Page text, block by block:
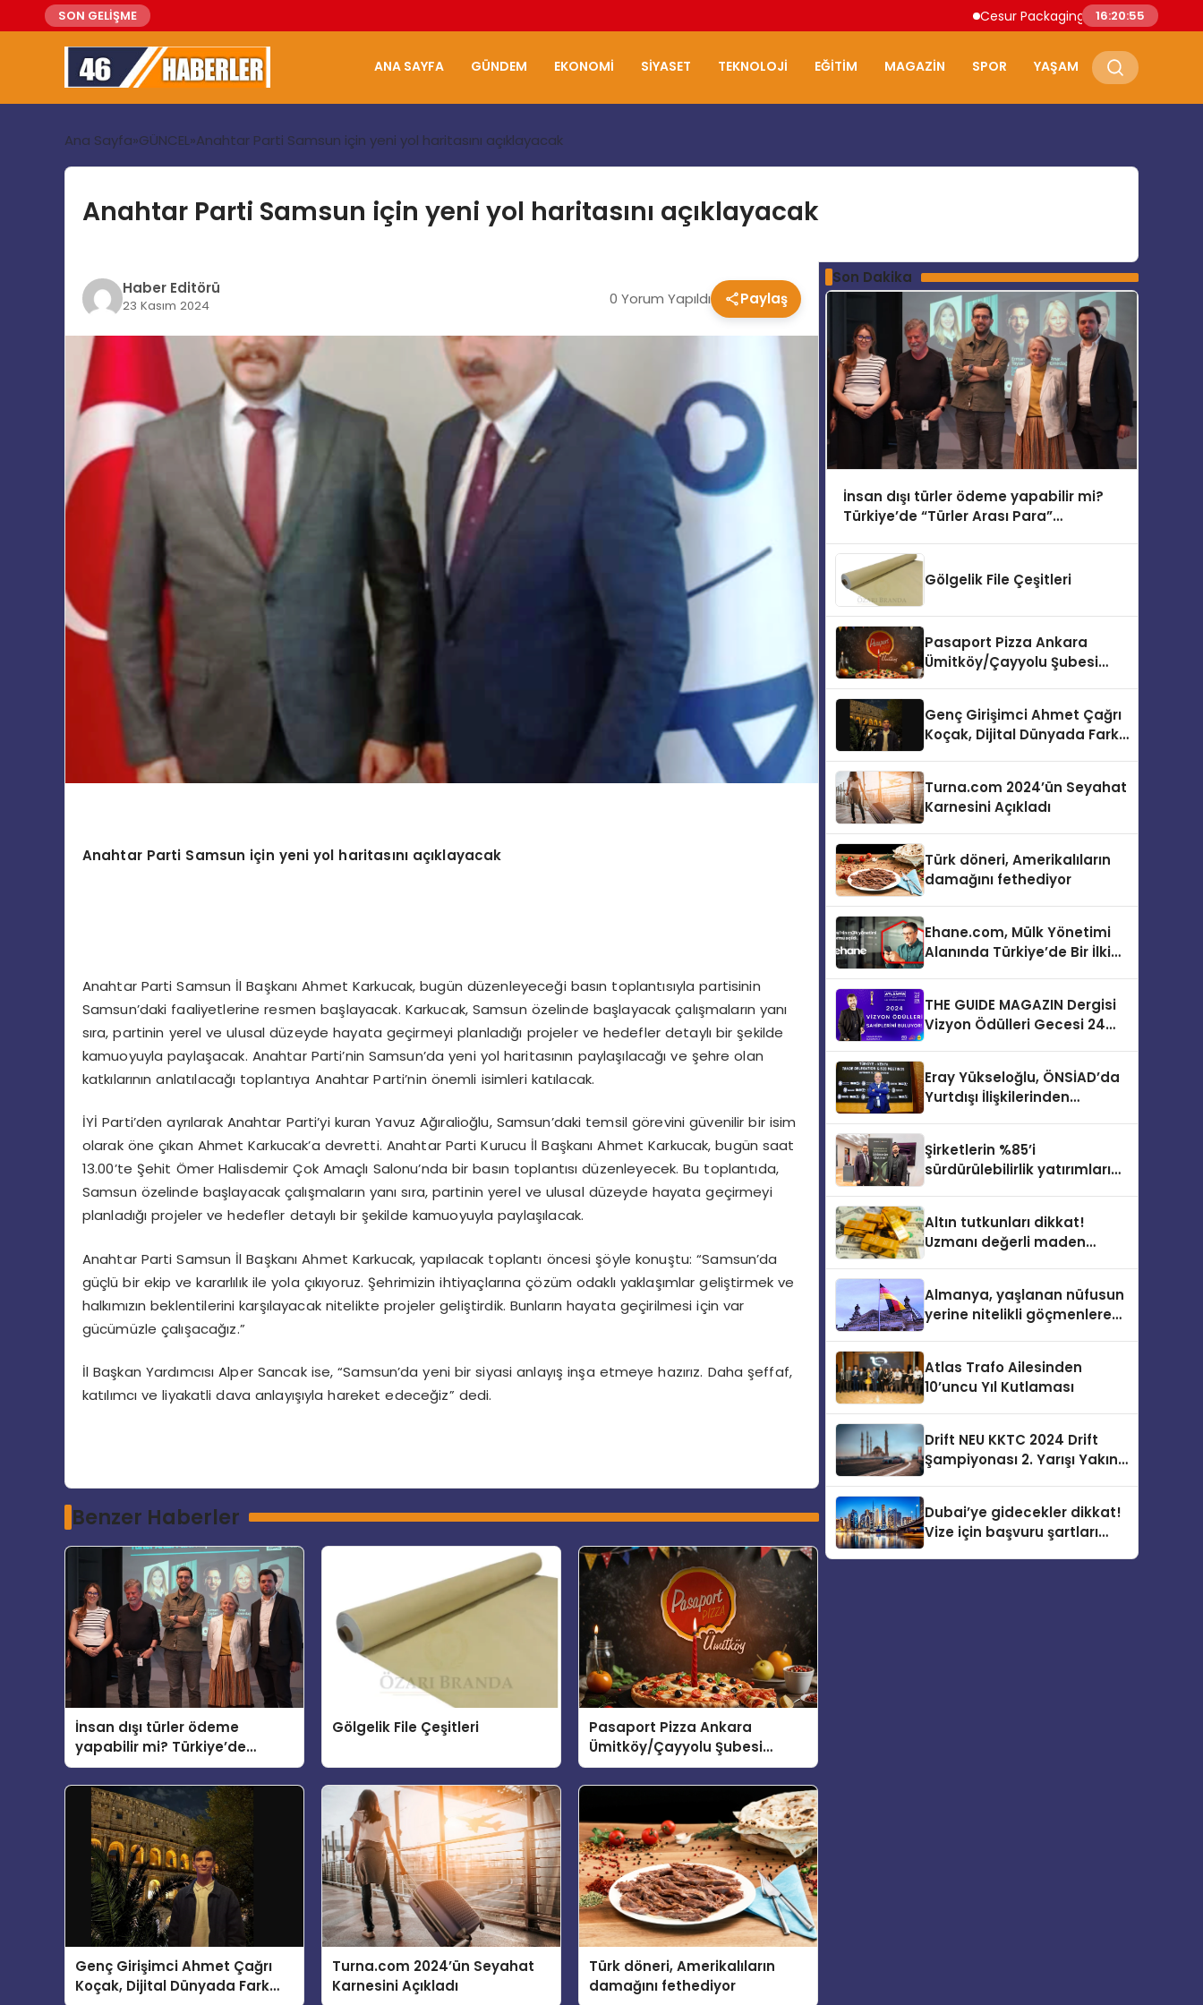
SON GELİŞME Cesur Packaging, Mısır’daki Üretim
16:20:56
ANA SAYFA GÜNDEM EKONOMI SIYASET TEKNOLOJI EĞITIM MAGAZIN SPOR YAŞAM
Ana Sayfa GÜNCEL Anahtar Parti Samsun için yeni yol haritasını açıklayacak
Anahtar Parti Samsun için yeni yol haritasını açıklayacak
Haber Editörü
23 Kasım 2024 0 Yorum Yapıldı Paylaş
Anahtar Parti Samsun için yeni yol haritasını açıklayacak
Anahtar Parti Samsun İl Başkanı Ahmet Karkucak, bugün düzenleyeceği basın toplantısıyla partisinin
Samsun’daki faaliyetlerine resmen başlayacak. Karkucak, Samsun özelinde başlayacak çalışmaların yanı
sıra, partinin yerel ve ulusal düzeyde hayata geçirmeyi planladığı projeler ve hedefler detaylı bir şekilde
kamuoyuyla paylaşacak. Anahtar Parti’nin Samsun’da yeni yol haritasının paylaşılacağı ve şehre olan
katkılarının anlatılacağı toplantıya Anahtar Parti’nin önemli isimleri katılacak.
İYİ Parti’den ayrılarak Anahtar Parti’yi kuran Yavuz Ağıralioğlu, Samsun’daki temsil görevini güvenilir bir isim
olarak öne çıkan Ahmet Karkucak’a devretti. Anahtar Parti Kurucu İl Başkanı Ahmet Karkucak, bugün saat
13.00’te Şehit Ömer Halisdemir Çok Amaçlı Salonu’nda bir basın toplantısı düzenleyecek. Bu toplantıda,
Samsun özelinde başlayacak çalışmaların yanı sıra, partinin yerel ve ulusal düzeyde hayata geçirmeyi
planladığı projeler ve hedefler detaylı bir şekilde kamuoyuyla paylaşılacak.
Anahtar Parti Samsun İl Başkanı Ahmet Karkucak, yapılacak toplantı öncesi şöyle konuştu: “Samsun’da
güçlü bir ekip ve kararlılık ile yola çıkıyoruz. Şehrimizin ihtiyaçlarına çözüm odaklı yaklaşımlar geliştirmek ve
halkımızın beklentilerini karşılayacak nitelikte projeler geliştirdik. Bunların hayata geçirilmesi için var
gücümüzle çalışacağız.”
İl Başkan Yardımcısı Alper Sancak ise, “Samsun’da yeni bir siyasi anlayış inşa etmeye hazırız. Daha şeffaf,
katılımcı ve liyakatli dava anlayışıyla hareket edeceğiz” dedi.
Benzer Haberler
İnsan dışı türler ödeme
yapabilir mi? Türkiye’de
“Türler Arası Para” tartışmaya
açılıyor
Gölgelik File Çeşitleri
Pasaport Pizza Ankara
Ümitköy/Çayyolu Şubesi
Açıldı!
Genç Girişimci Ahmet Çağrı
Koçak, Dijital Dünyada Fark
Turna.com 2024’ün Seyahat
Karnesini Açıkladı
Türk döneri, Amerikalıların
damağını fethediyor
Son Dakika
İnsan dışı türler ödeme yapabilir mi?
Türkiye’de “Türler Arası Para”
Gölgelik File Çeşitleri
Pasaport Pizza Ankara
Ümitköy/Çayyolu Şubesi
Genç Girişimci Ahmet Çağrı
Koçak, Dijital Dünyada Fark
Turna.com 2024’ün Seyahat
Karnesini Açıkladı
Türk döneri, Amerikalıların
damağını fethediyor
Ehane.com, Mülk Yönetimi
Alanında Türkiye’de Bir İlki
THE GUIDE MAGAZIN Dergisi
Vizyon Ödülleri Gecesi 24
Eray Yükseloğlu, ÖNSİAD’da
Yurtdışı İlişkilerinden
Şirketlerin %85’i
sürdürülebilirlik yatırımlarını
Altın tutkunları dikkat!
Uzmanı değerli maden
Almanya, yaşlanan nüfusun
yerine nitelikli göçmenlere
Atlas Trafo Ailesinden
10’uncu Yıl Kutlaması
Drift NEU KKTC 2024 Drift
Şampiyonası 2. Yarışı Yakın
Dubai’ye gidecekler dikkat!
Vize için başvuru şartları